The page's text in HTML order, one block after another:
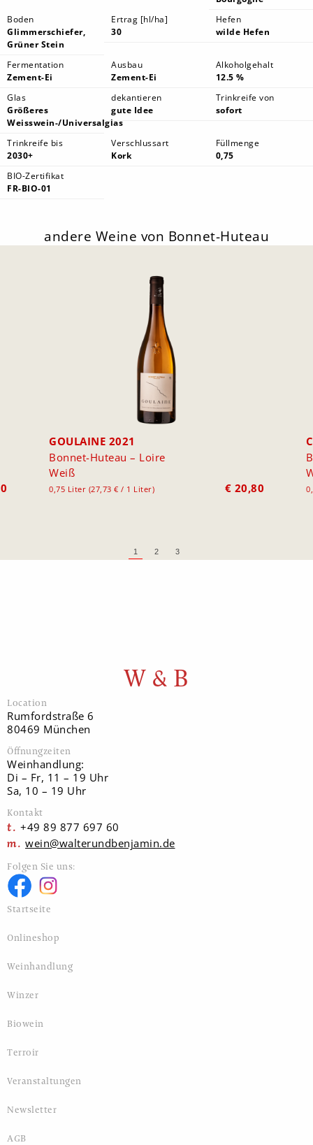
Boden
Glimmerschiefer,
Grüner Stein
Ertrag [hl/ha]
30
Hefen
wilde Hefen
Fermentation
Zement-Ei
Ausbau
Zement-Ei
Alkoholgehalt
12.5 %
Glas
Größeres
Weisswein-/Universalglas
dekantieren
gute Idee
Trinkreife von
sofort
Trinkreife bis
2030+
Verschlussart
Kork
Füllmenge
0,75
BIO-Zertifikat
FR-BIO-01
andere Weine von Bonnet-Huteau
GOULAINE 2021
Bonnet-Huteau – Loire
Weiß
0,75 Liter (27,73 € / 1 Liter) € 20,80
1 2 3
W & B
Location
Rumfordstraße 6
80469 München
Öffnungzeiten
Weinhandlung:
Di – Fr, 11 – 19 Uhr
Sa, 10 – 19 Uhr
Kontakt
+49 89 877 697 60
wein@walterundbenjamin.de
Folgen Sie uns:
Startseite
Onlineshop
Weinhandlung
Winzer
Biowein
Terroir
Veranstaltungen
Newsletter
AGB